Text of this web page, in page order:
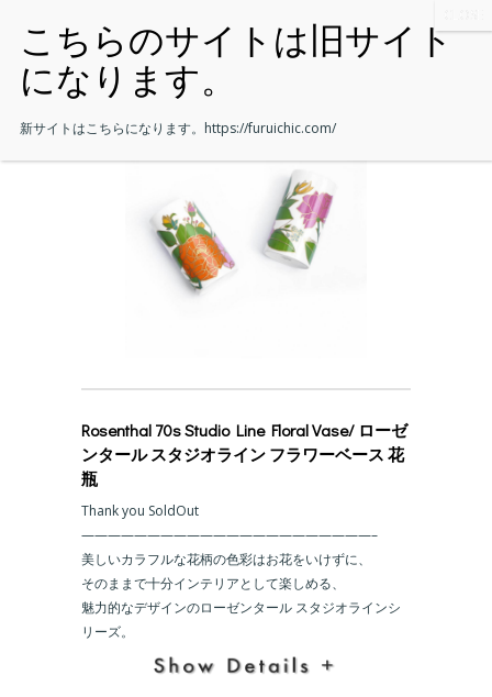
Rosenthal 70s Studio Line Floral Vase/ ローゼ
ンタール スタジオライン フラワーベース 花
瓶
Thank you SoldOut
美しいカラフルな花柄の色彩はお花をいけずに、
そのままで十分インテリアとして楽しめる、
魅力的なデザインのローゼンタール スタジオラインシ
リーズ。
新サイトはこちらになります。 https://furuichic.com/